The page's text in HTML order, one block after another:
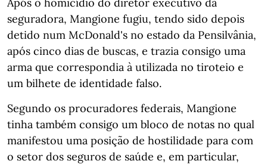
seguradora, Mangione fugiu, tendo sido depois
detido num McDonald's no estado da Pensilvânia,
após cinco dias de buscas, e trazia consigo uma
arma que correspondia à utilizada no tiroteio e
um bilhete de identidade falso.
Segundo os procuradores federais, Mangione
tinha também consigo um bloco de notas no qual
manifestou uma posição de hostilidade para com
o setor dos seguros de saúde e, em particular,